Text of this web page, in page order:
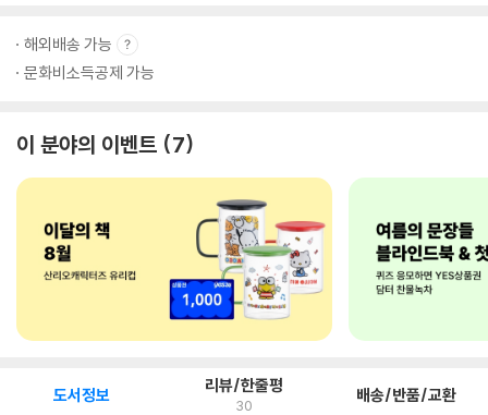
해외배송 가능
문화비소득공제 가능
이 분야의 이벤트 7
도서정보 리뷰/한줄평
30 배송/반품/교환